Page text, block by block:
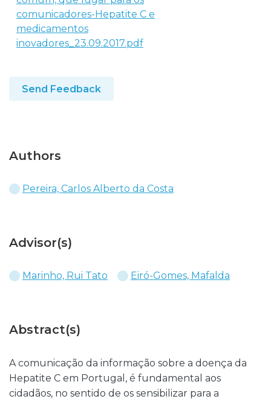
comunicadores-Hepatite C e
medicamentos
inovadores_23.09.2017.pdf
Send Feedback
Authors
Pereira, Carlos Alberto da Costa
Advisor(s)
Marinho, Rui Tato Eiró-Gomes, Mafalda
Abstract(s)
A comunicação da informação sobre a doença da
Hepatite C em Portugal, é fundamental aos
cidadãos, no sentido de os sensibilizar para a